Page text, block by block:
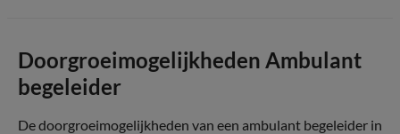
Doorgroeimogelijkheden Ambulant
begeleider
De doorgroeimogelijkheden van een ambulant begeleider in